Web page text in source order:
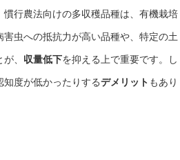
慣行農法向けの多収穫品種は、有機栽培
虫への抵抗力が高い品種や、特定の土
、 収量低下を抑える上で重要です。し
度が低かったりするデメリット もあり